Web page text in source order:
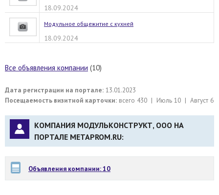
18.09.2024
Модульное общежитие с кухней
18.09.2024
Все объявления компании (10)
Дата регистрации на портале: 13.01.2023
Посещаемость визитной карточки: всего 430 | Июль 10 | Август 6
КОМПАНИЯ МОДУЛЬКОНСТРУКТ, ООО НА
ПОРТАЛЕ METAPROM.RU:
Объявления компании: 10